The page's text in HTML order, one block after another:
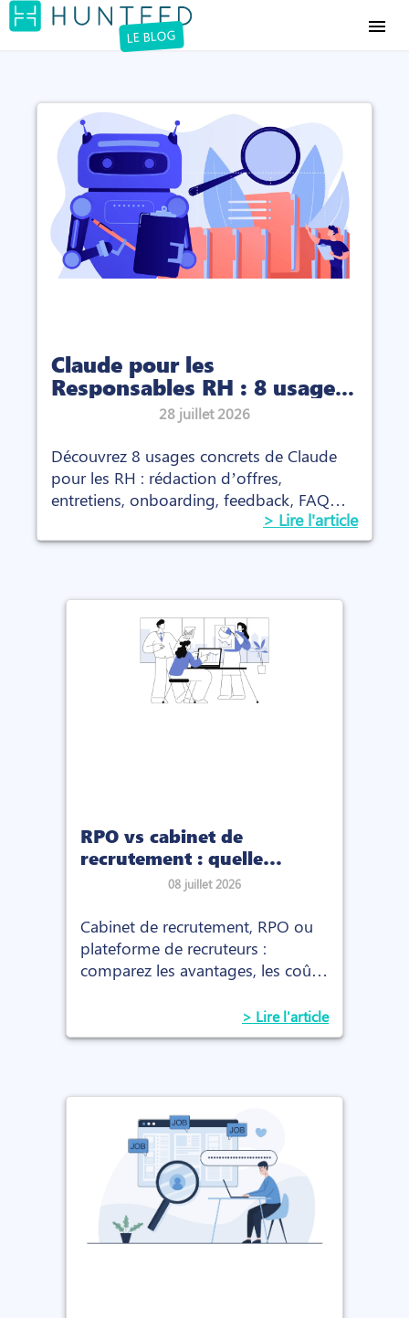
LE BLOG menu
Claude pour les
Responsables RH : 8 usages
concrets (avec les prompts)
28 juillet 2026
Découvrez 8 usages concrets de Claude
pour les RH : rédaction d’offres,
entretiens, onboarding, feedback, FAQ
interne et prompts prêts à l’emploi.> Lire l'article
RPO vs cabinet de
recrutement : quelle
solution choisir en 2026 ?
08 juillet 2026
Cabinet de recrutement, RPO ou
plateforme de recruteurs :
comparez les avantages, les coûts
> Lire l'article